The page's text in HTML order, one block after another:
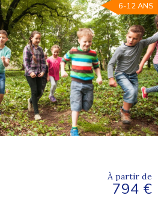
6-12 ANS
À partir de
794 €